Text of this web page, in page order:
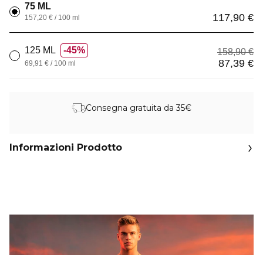
75 ML
117,90 €
157,20 € / 100 ml
125 ML 45% 158,90 €
87,39 €
69,91 € / 100 ml
Consegna gratuita da 35€
Informazioni Prodotto